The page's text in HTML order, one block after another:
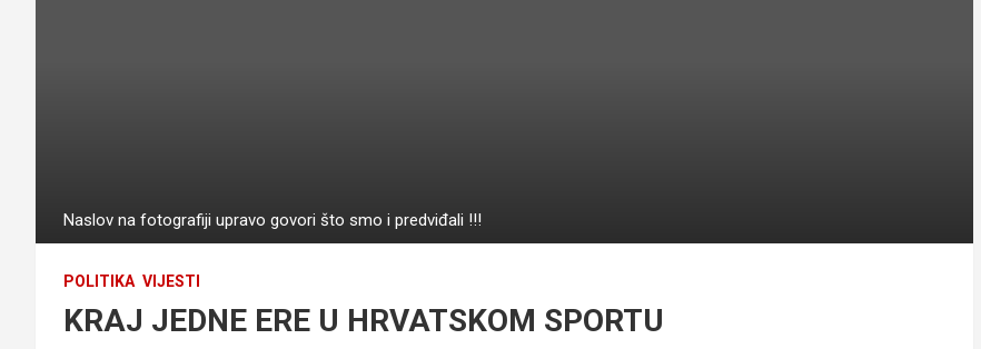
Naslov na fotografiji upravo govori što smo i predviđali !!!
POLITIKA VIJESTI
KRAJ JEDNE ERE U HRVATSKOM SPORTU